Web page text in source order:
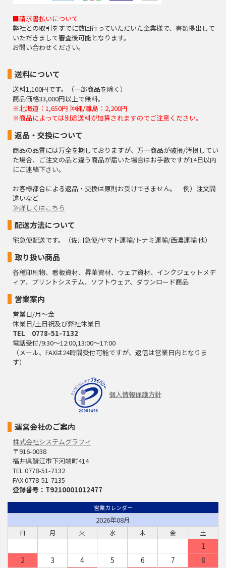
■請求書払いについて
弊社との取引をすでに数回行っていただいた企業様で、書類提出して
いただきまして審査後可能となります。
お問い合わせください。
送料について
送料1,100円です。（一部商品を除く）
商品価格33,000円以上で無料。
※北海道：1,650円 沖縄/離島：2,200円
※商品によっては別途送料が加算されますのでご注意ください。
返品・交換について
商品の品質には万全を期しておりますが、万一商品が破損/汚損してい
た場合、ご注文の品と違う商品が届いた場合はお手数ですが14日以内
にご連絡下さい。
お客様都合による返品・交換は原則お受けできません。 例）注文間
違いなど
≫詳しくはこちら
配送方法について
宅急便配送です。（佐川急便/ヤマト運輸/トナミ運輸/西濃運輸 他）
取り扱い商品
各種印刷物、看板資材、昇華資材、ウェア資材、インクジェットメデ
ィア、プリントシステム、ソフトウェア、ダウンロード商品
営業案内
営業日/月～金
休業日/土日祝及び弊社休業日
TEL 0778-51-7132
電話受付/9:30～12:00,13:00～17:00
（メール、FAXは24時間受付可能ですが、返信は営業日内となりま
す）
個人情報保護方針
運営会社のご案内
株式会社システムグラフィ
〒916-0038
福井県鯖江市下河端町414
TEL 0778-51-7132
FAX 0778-51-7135
登録番号：T9210001012477
営業カレンダー
2026年08月
日 月 火 水 木 金 土
1
2
3 4 5 6 7
8